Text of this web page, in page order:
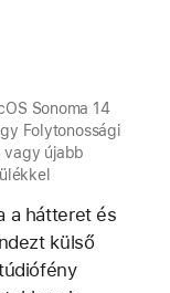
Sonoma 14
Folytonossági
vagy újabb
a hátteret és
külső